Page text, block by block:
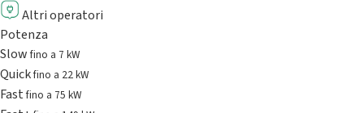
Altri operatori
Potenza
Slowfino a 7 kW
Quickfino a 22 kW
Fastfino a 75 kW